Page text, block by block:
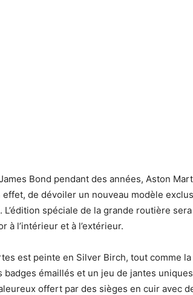
Bond pendant des années, Aston
de dévoiler un nouveau modèle
L’édition spéciale de la grande routière
à l’intérieur et à l’extérieur.
est peinte en Silver Birch, tout comme
badges émaillés et un jeu de jantes
offert par des sièges en cuir avec